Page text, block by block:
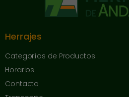
Herrajes
Categorías de Productos
Horarios
Contacto